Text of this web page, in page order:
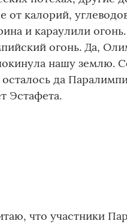
от калорий,
и караулили огонь.
огонь. Да,
нашу землю.
да
Эстафета.
что участники